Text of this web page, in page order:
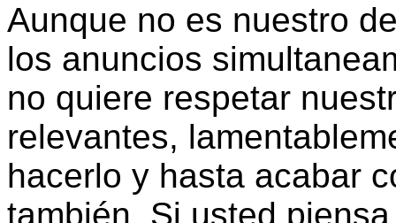
Aunque no es nuestro
los anuncios
no quiere respetar
relevantes,
hacerlo y hasta acabar
también. Si usted